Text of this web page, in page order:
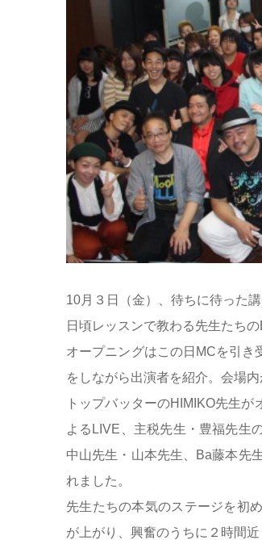
10月３日（金）、待ちに待った
日頃レッスンで教わる先生たち
オープニングはこの日MCを引き
をしながら出演者を紹介。会場
トップバッターのHIMIKO先生
よるLIVE、主税先生・豊福先生
中山先生・山本先生、Ba藤本先
れました。
先生たちの本気のステージを初
が上がり、興奮のうちに２時間